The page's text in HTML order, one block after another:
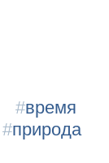
#время
#природа